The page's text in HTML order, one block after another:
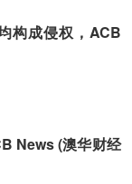
构成侵权，ACB
News (澳华财经